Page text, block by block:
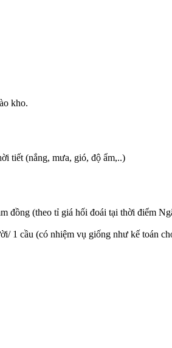
kho.
tiết (nắng, mưa, gió, độ ẩm,..)
đồng (theo tỉ giá hối đoái tại thời điểm
1 cầu (có nhiệm vụ giống như kế toán